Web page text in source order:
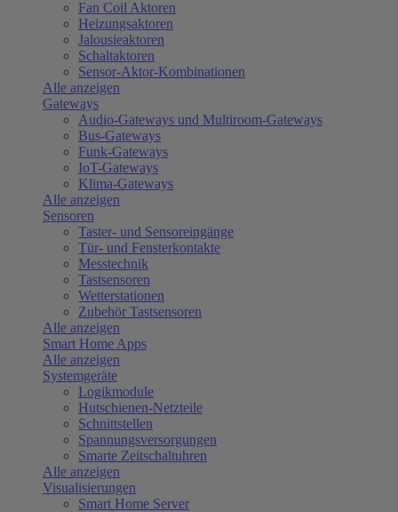
Fan Coil Aktoren
Heizungsaktoren
Jalousieaktoren
Schaltaktoren
Sensor-Aktor-Kombinationen
Alle anzeigen
Gateways
Audio-Gateways und Multiroom-Gateways
Bus-Gateways
Funk-Gateways
IoT-Gateways
Klima-Gateways
Alle anzeigen
Sensoren
Taster- und Sensoreingänge
Tür- und Fensterkontakte
Messtechnik
Tastsensoren
Wetterstationen
Zubehör Tastsensoren
Alle anzeigen
Smart Home Apps
Alle anzeigen
Systemgeräte
Logikmodule
Hutschienen-Netzteile
Schnittstellen
Spannungsversorgungen
Smarte Zeitschaltuhren
Alle anzeigen
Visualisierungen
Smart Home Server